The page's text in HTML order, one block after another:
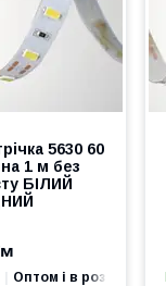
5630 60
на 1 м без
БІЛИЙ
Оптом і в роздріб